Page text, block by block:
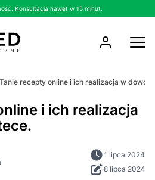
Konsultacja nawet w 15 minut.
Tanie recepty online i ich realizacja w
i ich realizacja
1 lipca 2024
8 lipca 2024